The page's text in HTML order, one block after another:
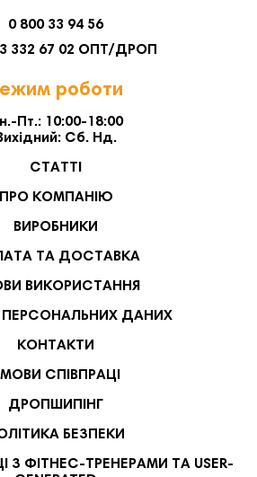
0 800 33 94 56
332 67 02 ОПТ/ДРОП
роботи
Пт.: 10:00-18:00
Сб. Нд.
СТАТТІ
ПРО КОМПАНІЮ
ВИРОБНИКИ
ТА ДОСТАВКА
ВИКОРИСТАННЯ
ДАНИХ
КОНТАКТИ
СПІВПРАЦІ
ДРОПШИПІНГ
БЕЗПЕКИ
З ФІТНЕС-ТРЕНЕРАМИ ТА USER-